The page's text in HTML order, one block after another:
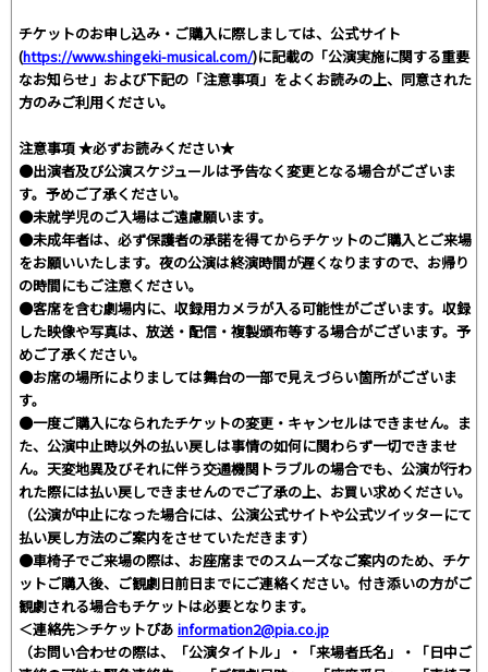
チケットのお申し込み・ご購入に際しましては、公式サイト
(https://www.shingeki-musical.com/)に記載の「公演実施に関する重要
なお知らせ」および下記の「注意事項」をよくお読みの上、同意された
方のみご利用ください。
注意事項 ★必ずお読みください★
●出演者及び公演スケジュールは予告なく変更となる場合がございま
す。予めご了承ください。
●未就学児のご入場はご遠慮願います。
●未成年者は、必ず保護者の承諾を得てからチケットのご購入とご来場
をお願いいたします。夜の公演は終演時間が遅くなりますので、お帰り
の時間にもご注意ください。
●客席を含む劇場内に、収録用カメラが入る可能性がございます。収録
した映像や写真は、放送・配信・複製頒布等する場合がございます。予
めご了承ください。
●お席の場所によりましては舞台の一部で見えづらい箇所がございま
す。
●一度ご購入になられたチケットの変更・キャンセルはできません。ま
た、公演中止時以外の払い戻しは事情の如何に関わらず一切できませ
ん。天変地異及びそれに伴う交通機関トラブルの場合でも、公演が行わ
れた際には払い戻しできませんのでご了承の上、お買い求めください。
（公演が中止になった場合には、公演公式サイトや公式ツイッターにて
払い戻し方法のご案内をさせていただきます）
●車椅子でご来場の際は、お座席までのスムーズなご案内のため、チケ
ットご購入後、ご観劇日前日までにご連絡ください。付き添いの方がご
観劇される場合もチケットは必要となります。
＜連絡先＞チケットぴあ information2@pia.co.jp
（お問い合わせの際は、「公演タイトル」・「来場者氏名」・「日中ご